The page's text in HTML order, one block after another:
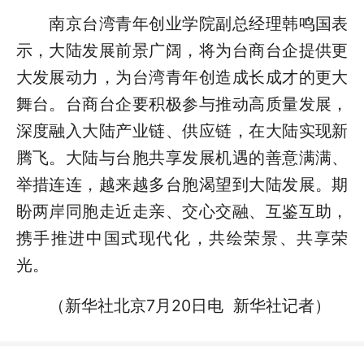
南京台湾青年创业学院副总经理韩鸣国表
示，大陆发展前景广阔，将为台商台企提供更
大发展动力，为台湾青年创造成长成才的更大
舞台。台商台企要积极参与推动高质量发展，
深度融入大陆产业链、供应链，在大陆实现新
腾飞。大陆与台胞共享发展机遇的善意满满、
举措连连，越来越多台胞渴望到大陆发展。期
盼两岸同胞走近走亲、交心交融、互鉴互助，
携手推进中国式现代化，共绘荣景、共享荣
光。
（新华社北京7月20日电 新华社记者）